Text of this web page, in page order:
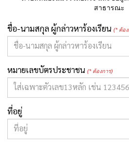
สาธารณะ
ชื่อ-นามสกุล ผู้กล่าวหาร้องเรียน (* ต้อง
หมายเลขบัตรประชาชน (* ต้องการ)
ที่อยู่